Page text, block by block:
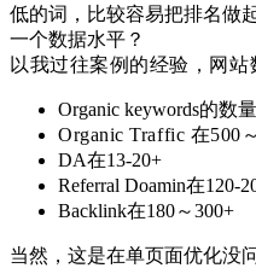
低的词，比较容易把排名做
一个数据水平？
以我过往案例的经验，网站
Organic keywords的数
Organic Traffic 在500
DA在13-20+
Referral Doamin在120-
Backlink在180～300+
当然，这是在单页面优化没